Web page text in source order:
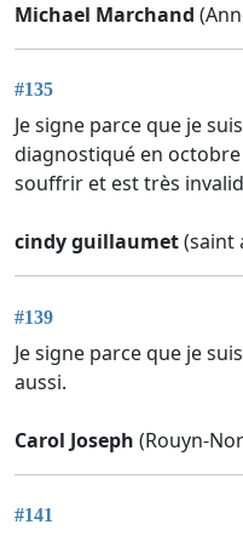
Michael Marchand
#135
Je signe parce que je
diagnostiqué en
souffrir et est très
cindy guillaumet(saint
#139
Je signe parce que je
aussi.
Carol Joseph (Rouyn-
#141